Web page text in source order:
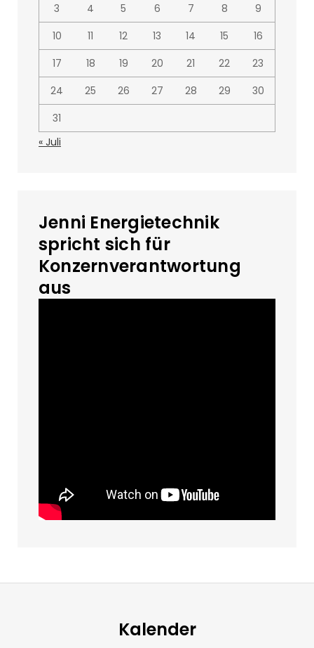
3
4 5 6 7 8
9
10
11 12 13 14 15
16
17
18 19 20 21 22
23
24
25 26 27 28 29
30
31
« Juli
Jenni Energietechnik
spricht sich für
Konzernverantwortung
aus
Kalender